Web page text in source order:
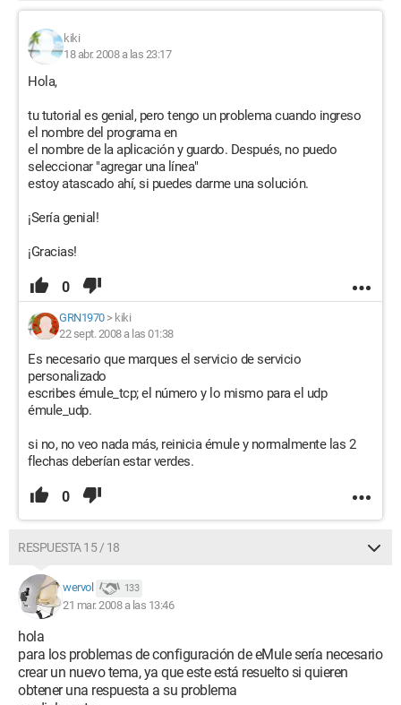
kiki
18 abr. 2008 a las 23:17
Hola,
tu tutorial es genial, pero tengo un problema cuando ingreso
el nombre del programa en
el nombre de la aplicación y guardo. Después, no puedo
seleccionar "agregar una línea"
estoy atascado ahí, si puedes darme una solución.
¡Sería genial!
¡Gracias!
0
GRN1970> kiki
22 sept. 2008 a las 01:38
Es necesario que marques el servicio de servicio
personalizado
escribes émule_tcp; el número y lo mismo para el udp
émule_udp.
si no, no veo nada más, reinicia émule y normalmente las 2
flechas deberían estar verdes.
0
RESPUESTA 15 / 18
wervol 133
21 mar. 2008 a las 13:46
hola
para los problemas de configuración de eMule sería necesario
crear un nuevo tema, ya que este está resuelto si quieren
obtener una respuesta a su problema